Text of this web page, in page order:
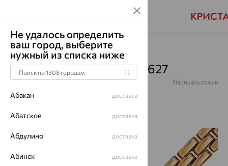
Главная Каталог Браслеты декоративные
Браслет, золото, 01Б012627
Артикул:01Б012627 Написать отзыв
Не удалось определить
ваш город, выберите
нужный из списка ниже
Абакан доставка
Абатское доставка
Абдулино доставка
Абинск доставка